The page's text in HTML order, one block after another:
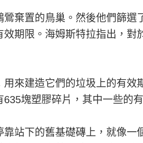
棄置的鳥巢。然後他們篩
期限。海姆斯特拉指出，
來建造它們的垃圾上的有
塊塑膠碎片，其中一些的
站下的舊基礎磚上，就像